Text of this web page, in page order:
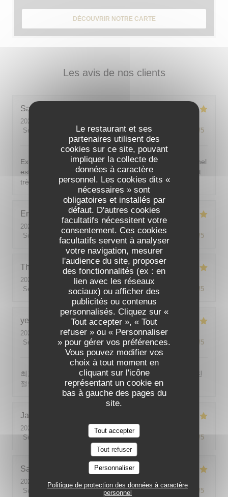
Le restaurant et ses
partenaires utilisent des
cookies sur ce site, pouvant
impliquer la collecte de
données à caractère
personnel. Les cookies dits «
nécessaires » sont
obligatoires et installés par
défaut. D'autres cookies
facultatifs nécessitent votre
consentement. Ces cookies
facultatifs servent à analyser
votre navigation, mesurer
l'audience du site, proposer
des fonctionnalités (ex : en
lien avec les réseaux
sociaux) ou afficher des
publicités ou contenus
personnalisés. Cliquez sur «
Tout accepter », « Tout
refuser » ou « Personnaliser
» pour gérer vos préférences.
Vous pouvez modifier vos
choix à tout moment en
cliquant sur l'icône
représentant un cookie en
bas à gauche des pages du
site.
Tout accepter
Tout refuser
Personnaliser
Politique de protection des données à caractère
personnel
Les avis de nos clients
Sarah-Lou
2026-08-03
Service
Ambiance: 5/5 Cuisine: 5/5 Qualité / Prix /5
Excellent ! Tout est délicieux, bien présentés, le personnel
est vraiment au top : accueillant, souriant, attentionné et
très professionnel. Je recommande sans hésiter !
Emilie
2026-08-05
- 20:30 - Couverts 2
Service
/5 Ambiance: 5 /5 Cuisine: 5 /5 Qualité / Prix /5
Theo
2026-08-01
- 19:00 - Couverts 2
Service
Ambiance: 5 /5 Cuisine: 5/5 Qualité / Prix /5
yeonghun
2026-08-03
- 19:00 - Couverts 4
Service
/5 Ambiance: 5/5 Cuisine: 5/5 Qualité / Prix /5
최고의 분위기, 최고의 맛, 프랑스어가 서툴지만 서버가 친
절함
Jackie
2026-07-31
- 19:00 - Couverts 2
Service
Ambiance: 5/5 Cuisine: 5 /5
Sabine
2026-08-01 - 12:00 - Couverts 5
Service
: 5/5 Ambiance: 5/5 Cuisine: 5/5 Qualité / Prix /5
DÉCOUVRIR NOTRE CARTE